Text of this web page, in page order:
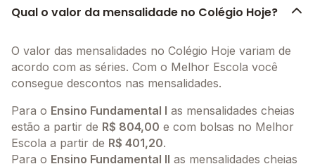
Qual o valor da mensalidade no Colégio Hoje?
O valor das mensalidades no Colégio Hoje variam de
acordo com as séries. Com o Melhor Escola você
consegue descontos nas mensalidades.
Para o Ensino Fundamental I as mensalidades cheias
estão a partir de R$ 804,00 e com bolsas no Melhor
Escola a partir de R$ 401,20.
Para o Ensino Fundamental II as mensalidades cheias